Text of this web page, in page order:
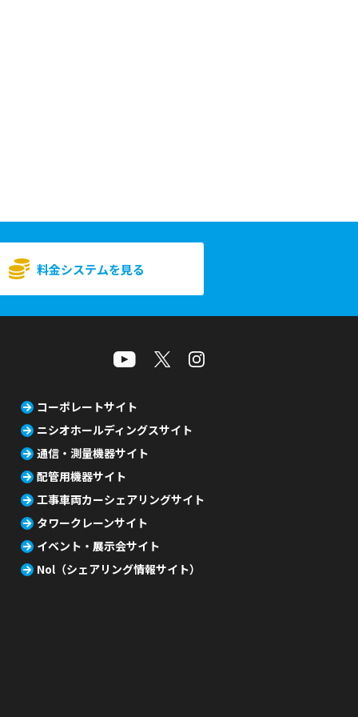
料金システムを見る
コーポレートサイト
ニシオホールディングスサイト
通信・測量機器サイト
配管用機器サイト
工事車両カーシェアリングサイト
タワークレーンサイト
イベント・展示会サイト
Nol（シェアリング情報サイト）